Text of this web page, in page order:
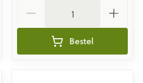
Bestel